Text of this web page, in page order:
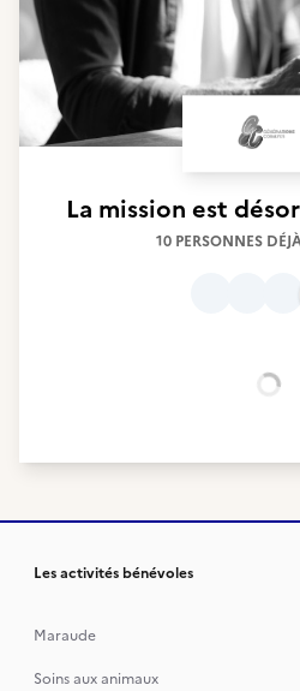
La mission est
10 PERSONNES
Les activités bénévoles
Maraude
Soins aux animaux